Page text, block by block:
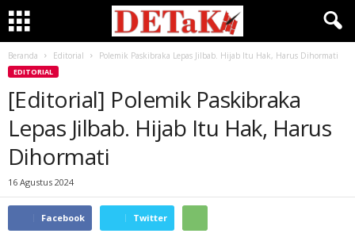
Beranda Editorial Polemik Paskibraka Lepas Jilbab. Hijab Itu Hak, Harus Dihormati
EDITORIAL
[Editorial] Polemik Paskibraka
Lepas Jilbab. Hijab Itu Hak, Harus
Dihormati
16 Agustus 2024
Facebook Twitter